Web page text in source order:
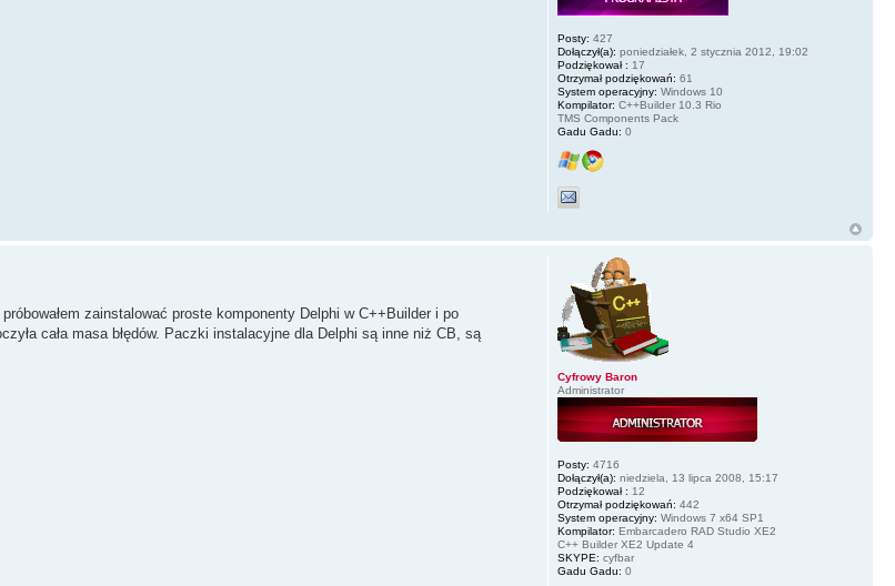
Posty: 427
Dołączył(a): poniedziałek, 2 stycznia 2012, 19:02
Podziękował : 17
Otrzymał podziękowań: 61
System operacyjny: Windows 10
Kompilator: C++Builder 10.3 Rio
TMS Components Pack
Gadu Gadu: 0
zainstalować proste komponenty Delphi w C++Builder i po
cała masa błędów. Paczki instalacyjne dla Delphi są inne niż CB, są
Cyfrowy Baron
Administrator
Posty: 4716
Dołączył(a): niedziela, 13 lipca 2008, 15:17
Podziękował : 12
Otrzymał podziękowań: 442
System operacyjny: Windows 7 x64 SP1
Kompilator: Embarcadero RAD Studio XE2
C++ Builder XE2 Update 4
SKYPE: cyfbar
Gadu Gadu: 0